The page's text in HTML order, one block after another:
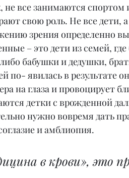
не все занимаются спортом
свою роль. Не все дети, а
зрения определенно
– это дети из семей,
бабушки и дедушки,
по- явилась в результате
на глаза и провоцирует
детки с врожденной
нужно вовремя дать
и амблиопия.
в крови», это